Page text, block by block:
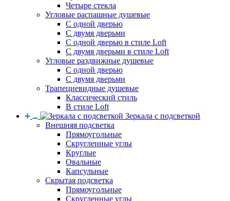
Четыре стекла
Угловые распашные душевые
С одной дверью
С двумя дверьми
С одной дверью в стиле Loft
С двумя дверьми в стиле Loft
Угловые раздвижные душевые
С одной дверью
С двумя дверьми
Трапециевидные душевые
Классический стиль
В стиле Loft
Зеркала с подсветкой
Внешняя подсветка
Прямоугольные
Скругленные углы
Круглые
Овальные
Капсульные
Скрытая подсветка
Прямоугольные
Скругленные углы